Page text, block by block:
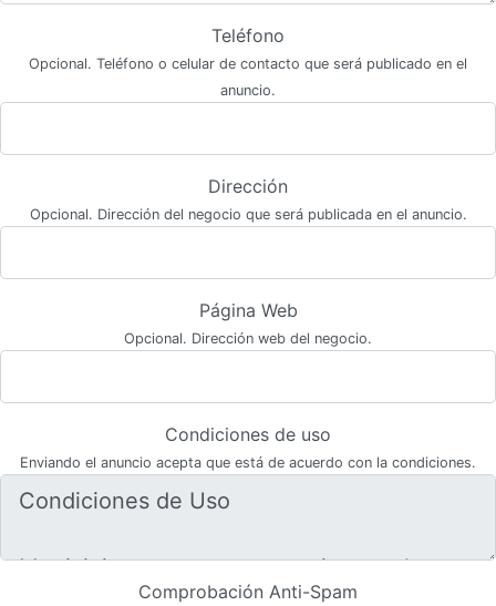
Teléfono
Opcional. Teléfono o celular de contacto que será publicado en el
anuncio.
Dirección
Opcional. Dirección del negocio que será publicada en el anuncio.
Página Web
Opcional. Dirección web del negocio.
Condiciones de uso
Enviando el anuncio acepta que está de acuerdo con la condiciones.
Comprobación Anti-Spam